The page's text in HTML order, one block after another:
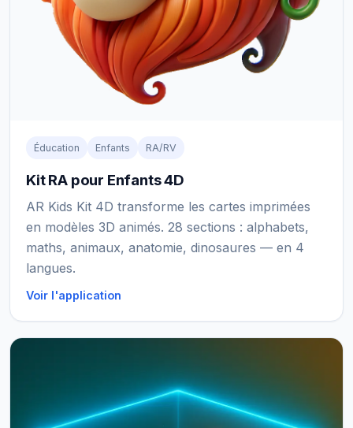
Éducation Enfants RA/RV
Kit RA pour Enfants 4D
AR Kids Kit 4D transforme les cartes imprimées
en modèles 3D animés. 28 sections : alphabets,
maths, animaux, anatomie, dinosaures — en 4
langues.
Voir l'application